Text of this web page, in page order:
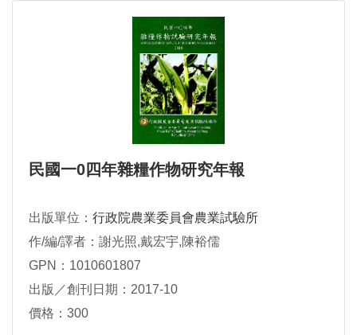
民國一0四年雜糧作物研究年報
出版單位： 行政院農業委員會農業試驗所
作/編/譯者：謝光照,戴宏宇,陳裕儒
GPN：1010601807
出版／創刊日期：2017-10
價格：300